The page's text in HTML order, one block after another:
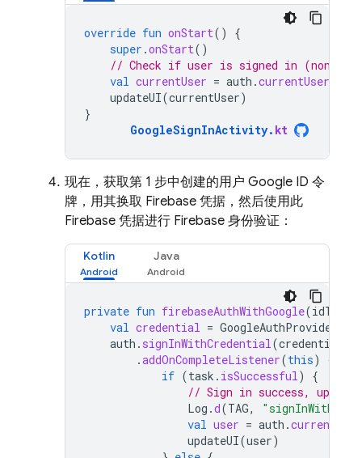
override fun onStart()
{
super .onStart()
// Check if user is signed in (non-
val currentUser = auth .currentUser
updateUI(currentUser)
}
GoogleSignInActivity. kt
现在，获取第 1 步中创建的用户 Google ID 令
牌，用其换取 Firebase 凭据，然后使用此
Firebase 凭据进行 Firebase 身份验证：
Kotlin Java
private fun firebaseAuthWithGoogle(idToken
val credential = GoogleAuthProvider
auth . signInWithCredential(credential
.addOnCompleteListener(this) {
if (task . isSuccessful)
{
// Sign in success,
Log .d(TAG,
val user = auth .currentUser
updateUI(user)